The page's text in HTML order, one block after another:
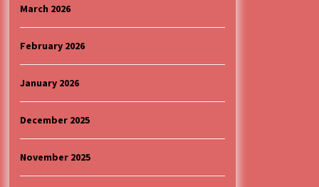
Specijalna projekcija filma
„Sportsko srce“ uz gostovanje
bioskopu. Petak, 13, mart od 19.30
March 2026
February 2026
January 2026
December 2025
November 2025